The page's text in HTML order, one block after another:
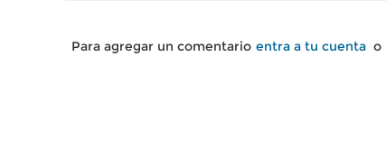
Para agregar un comentario entra a tu cuenta o